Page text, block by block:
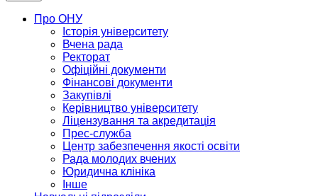
Про ОНУ
Історія університету
Вчена рада
Ректорат
Офіційні документи
Фінансові документи
Закупівлі
Керівництво університету
Ліцензування та акредитація
Прес-служба
Центр забезпечення якості освіти
Рада молодих вчених
Юридична клініка
Інше